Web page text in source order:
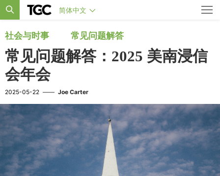
简体中文
社会与时事 常见问题解答
常见问题解答：2025 美南浸信
会年会
2025-05-22 —— Joe Carter